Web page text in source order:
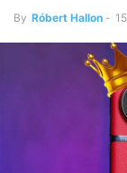
By Róbert Hallon -